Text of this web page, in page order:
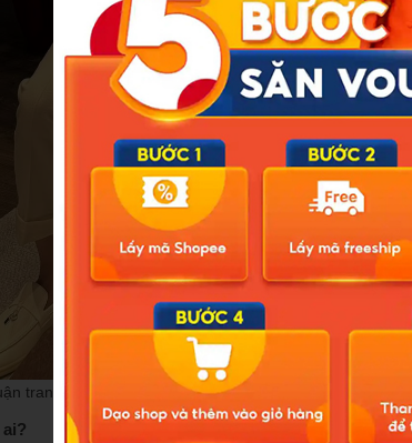
trang cá nhân nhưng sau đó đã mở lại